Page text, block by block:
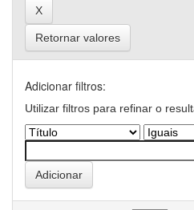
Retornar valores
Adicionar filtros:
Utilizar filtros para refinar o